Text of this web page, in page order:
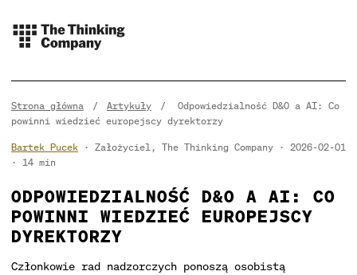
Strona główna / Artykuły /
Odpowiedzialność D&O a AI: Co
powinni wiedzieć europejscy dyrektorzy
Bartek Pucek · Założyciel, The Thinking Company
2026-02-01
14 min
ODPOWIEDZIALNOŚĆ D&O A AI: CO
POWINNI WIEDZIEĆ EUROPEJSCY
DYREKTORZY
Członkowie rad nadzorczych ponoszą osobistą